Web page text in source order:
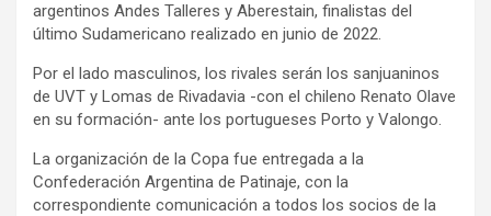
argentinos Andes Talleres y Aberestain, finalistas del
último Sudamericano realizado en junio de 2022.
Por el lado masculinos, los rivales serán los sanjuaninos
de UVT y Lomas de Rivadavia -con el chileno Renato Olave
en su formación- ante los portugueses Porto y Valongo.
La organización de la Copa fue entregada a la
Confederación Argentina de Patinaje, con la
correspondiente comunicación a todos los socios de la